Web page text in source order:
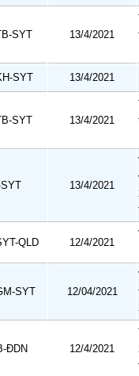
SYT 13/4/2021
SYT 13/4/2021
SYT 13/4/2021
13/4/2021
QLD 12/4/2021
SYT 12/04/2021
ĐDN 12/4/2021